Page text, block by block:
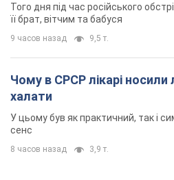
Того дня під час російського
її брат, вітчим та бабуся
9 часов назад 9,5 т.
Чому в СРСР лікарі носили
халати
У цьому був як практичний, так і
сенс
8 часов назад 3,9 т.